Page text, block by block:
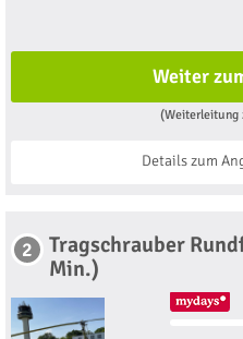
Weiter
(Weiterleitung
Details zum
2
Tragschrauber
Min.)